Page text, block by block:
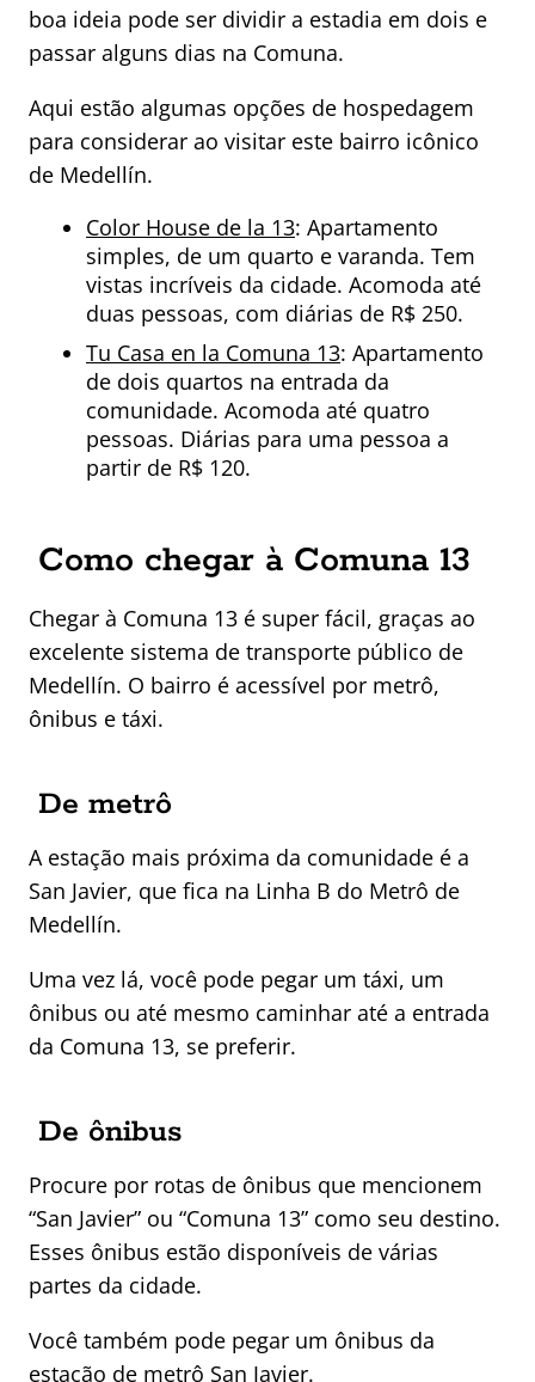
boa ideia pode ser dividir a estadia em dois e
passar alguns dias na Comuna.
Aqui estão algumas opções de hospedagem
para considerar ao visitar este bairro icônico
de Medellín.
Color House de la 13: Apartamento
simples, de um quarto e varanda. Tem
vistas incríveis da cidade. Acomoda até
duas pessoas, com diárias de R$ 250.
Tu Casa en la Comuna 13: Apartamento
de dois quartos na entrada da
comunidade. Acomoda até quatro
pessoas. Diárias para uma pessoa a
partir de R$ 120.
Como chegar à Comuna 13
Chegar à Comuna 13 é super fácil, graças ao
excelente sistema de transporte público de
Medellín. O bairro é acessível por metrô,
ônibus e táxi.
De metrô
A estação mais próxima da comunidade é a
San Javier, que fica na Linha B do Metrô de
Medellín.
Uma vez lá, você pode pegar um táxi, um
ônibus ou até mesmo caminhar até a entrada
da Comuna 13, se preferir.
De ônibus
Procure por rotas de ônibus que mencionem
“San Javier” ou “Comuna 13” como seu destino.
Esses ônibus estão disponíveis de várias
partes da cidade.
Você também pode pegar um ônibus da
estação de metrô San Javier.